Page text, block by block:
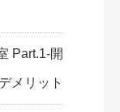
Part.1-開
メリット